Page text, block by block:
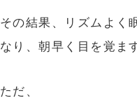
その結果、リズムよく
なり、朝早く目を覚ま
ただ、